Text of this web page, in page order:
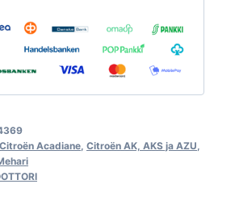
Citroën Acadiane Citroën AK, AKS ja AZU